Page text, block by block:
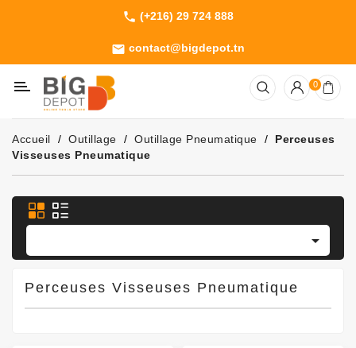
phone (+216) 29 724 888
email contact@bigdepot.tn
Machines
Outillage
Jardinage
Consommables
0
Accueil Outillage Outillage Pneumatique
Perceuses
Visseuses Pneumatique

Perceuses Visseuses Pneumatique